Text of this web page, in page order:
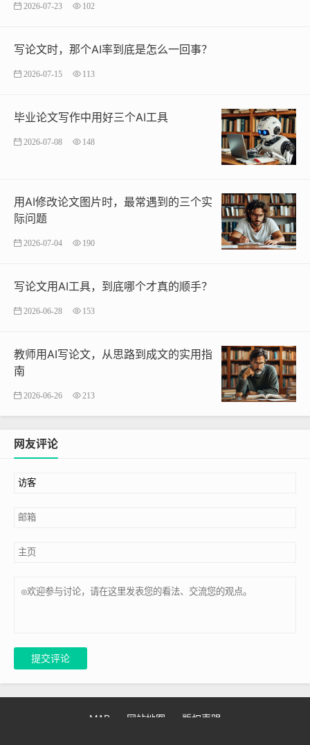
2026-07-23 102
写论文时，那个AI率到底是怎么一回事？
2026-07-15 113
毕业论文写作中用好三个AI工具
2026-07-08 148
用AI修改论文图片时，最常遇到的三个实
际问题
2026-07-04 190
写论文用AI工具，到底哪个才真的顺手？
2026-06-28 153
教师用AI写论文，从思路到成文的实用指
南
2026-06-26 213
网友评论
提交评论
MAP 网站地图 版权声明